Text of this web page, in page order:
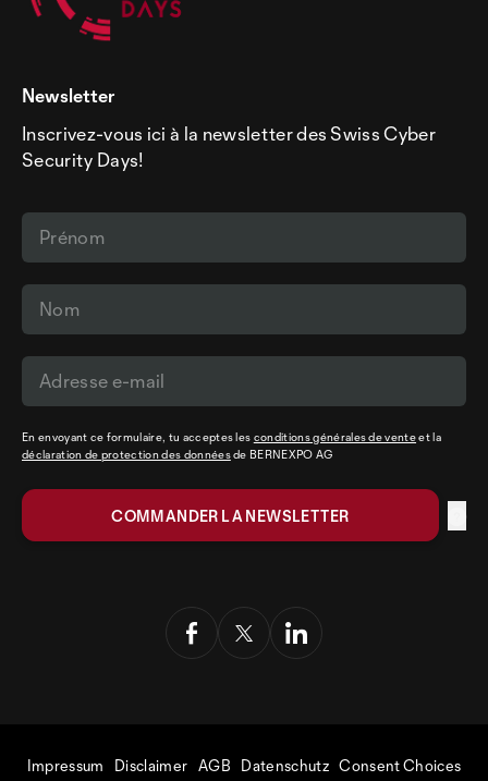
Newsletter
Inscrivez-vous ici à la newsletter des Swiss Cyber
Security Days!
En envoyant ce formulaire, tu acceptes les conditions générales de venteet la
déclaration de protection des donnéesde BERNEXPO AG
Impressum Disclaimer AGB Datenschutz Consent Choices